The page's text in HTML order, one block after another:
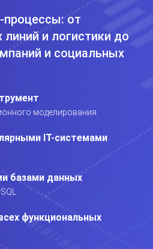
процессы: от
и логистики до
и социальных
моделирования
IT-системами
базами данных
функциональных